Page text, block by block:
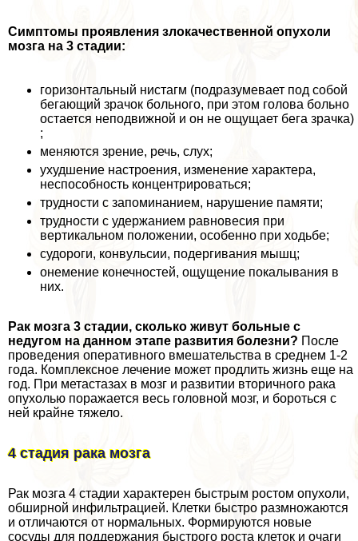
Симптомы проявления злокачественной опухоли
мозга на 3 стадии:
горизонтальный нистагм (подразумевает под собой
бегающий зрачок больного, при этом голова больно
остается неподвижной и он не ощущает бега зрачка)
;
меняются зрение, речь, слух;
ухудшение настроения, изменение хаpaктера,
неспособность концентрироваться;
трудности с запоминанием, нарушение памяти;
трудности с удержанием равновесия при
вертикальном положении, особенно при ходьбе;
судороги, конвульсии, подергивания мышц;
онемение конечностей, ощущение покалывания в
них.
Рак мозга 3 стадии, сколько живут больные с
недугом на данном этапе развития болезни? После
проведения оперативного вмешательства в среднем 1-2
года. Комплексное лечение может продлить жизнь еще на
год. При метастазах в мозг и развитии вторичного paка
опухолью поражается весь головной мозг, и бороться с
ней крайне тяжело.
4 стадия paка мозга
Рак мозга 4 стадии хаpaктерен быстрым ростом опухоли,
обширной инфильтрацией. Клетки быстро размножаются
и отличаются от нормальных. Формируются новые
сосуды для поддержания быстрого роста клеток и очаги